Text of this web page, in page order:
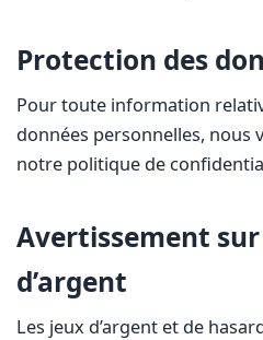
Protection des
Pour toute information
données personnelles, nous
notre politique de
Avertissement
d’argent
Les jeux d’argent et de